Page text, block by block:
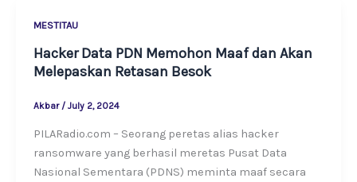
MESTITAU
Hacker Data PDN Memohon Maaf dan Akan
Melepaskan Retasan Besok
Akbar / July 2, 2024
PILARadio.com – Seorang peretas alias hacker
ransomware yang berhasil meretas Pusat Data
Nasional Sementara (PDNS) meminta maaf secara